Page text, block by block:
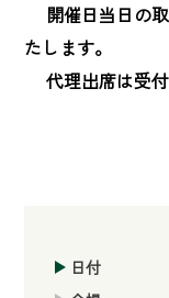
日付
開催日当日の
たします。
代理出席は受付